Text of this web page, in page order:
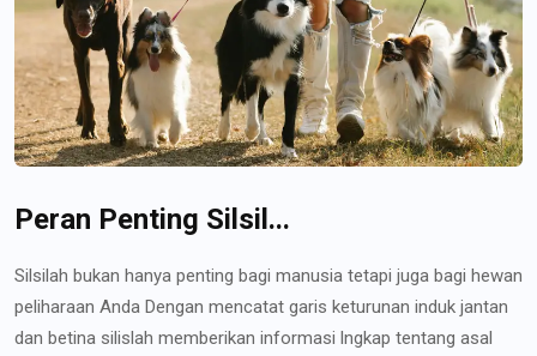
Peran Penting Silsil...
Silsilah bukan hanya penting bagi manusia tetapi juga bagi hewan
peliharaan Anda Dengan mencatat garis keturunan induk jantan
dan betina silislah memberikan informasi lngkap tentang asal